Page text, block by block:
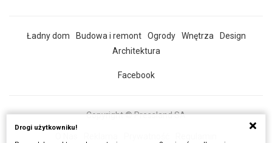
Ładny dom Budowa i remont Ogrody Wnętrza
Design
Architektura
Facebook
Copyright © Pressland SA
Drogi użytkowniku!